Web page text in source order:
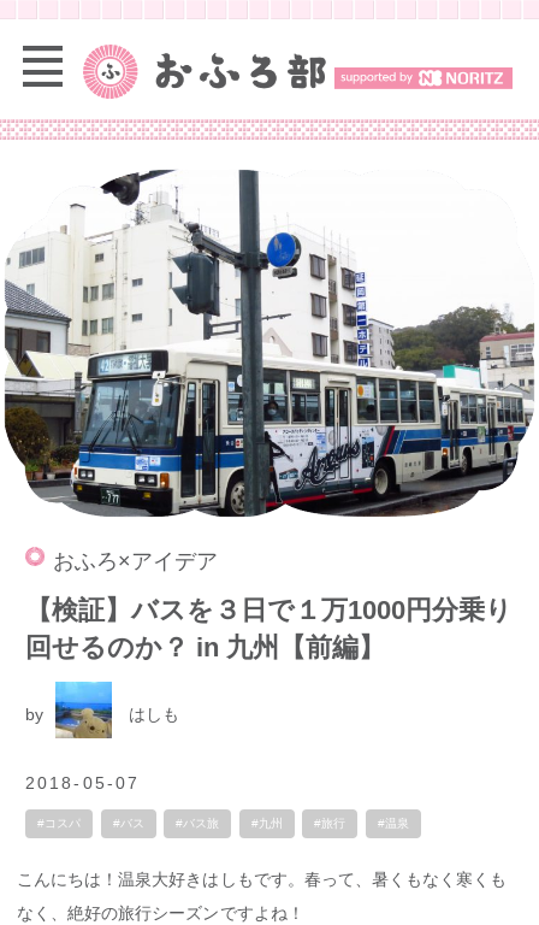
おふろ×アイデア
【検証】バスを３日で１万1000円分乗り
回せるのか？ in 九州【前編】
by はしも
2018-05-07
#コスパ #バス #バス旅 #九州 #旅行 #温泉
こんにちは！温泉大好きはしもです。春って、暑くもなく寒くも
なく、絶好の旅行シーズンですよね！